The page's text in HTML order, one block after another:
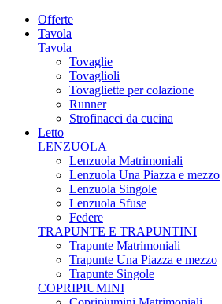
Offerte
Tavola
Tavola
Tovaglie
Tovaglioli
Tovagliette per colazione
Runner
Strofinacci da cucina
Letto
LENZUOLA
Lenzuola Matrimoniali
Lenzuola Una Piazza e mezzo
Lenzuola Singole
Lenzuola Sfuse
Federe
TRAPUNTE E TRAPUNTINI
Trapunte Matrimoniali
Trapunte Una Piazza e mezzo
Trapunte Singole
COPRIPIUMINI